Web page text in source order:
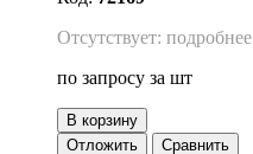
Отсутствует: подробнее
по запросу за шт
В корзину
Отложить
Сравнить